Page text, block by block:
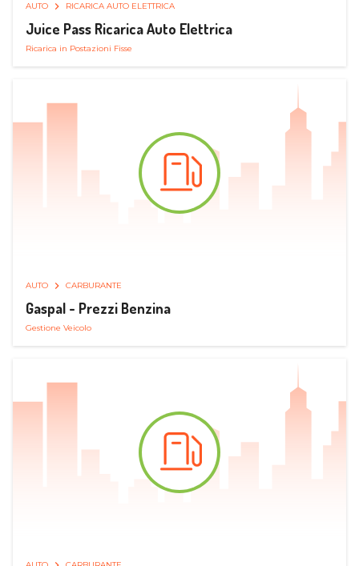
AUTO RICARICA AUTO ELETTRICA
Juice Pass Ricarica Auto Elettrica
Ricarica in Postazioni Fisse
AUTO CARBURANTE
Gaspal - Prezzi Benzina
Gestione Veicolo